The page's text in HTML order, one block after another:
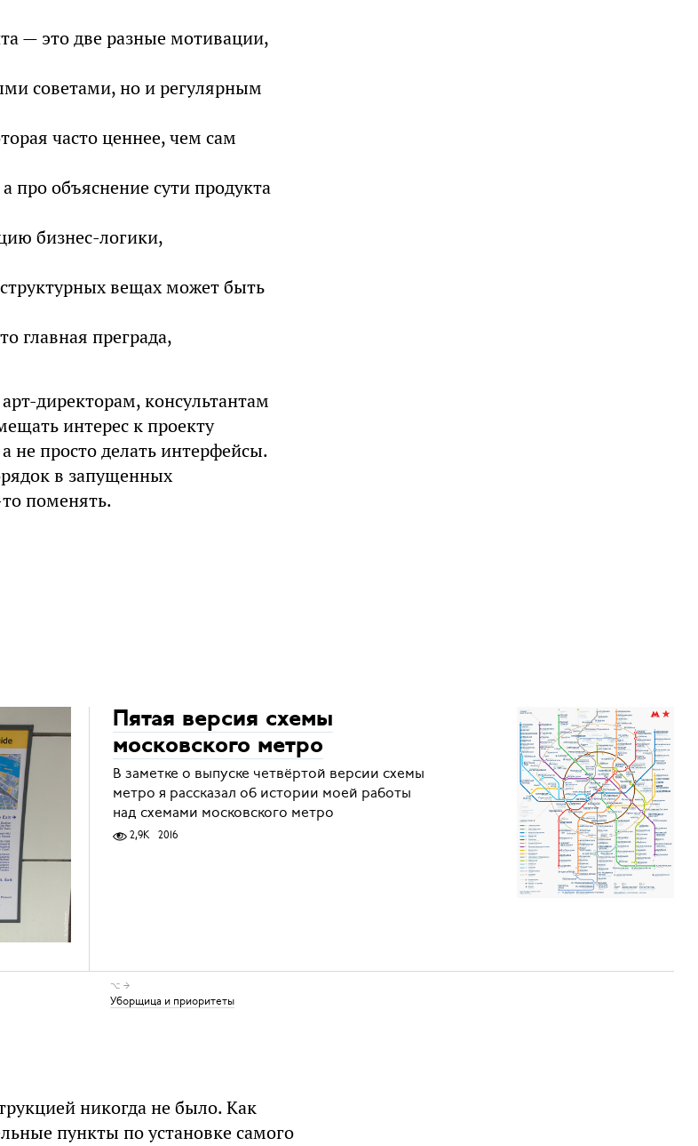
— это две разные мотивации,
советами, но и регулярным
часто ценнее, чем сам
про объяснение сути продукта
бизнес-логики,
вещах может быть
главная преграда,
директорам, консультантам
интерес к проекту
не просто делать интерфейсы.
в запущенных
поменять.
Пятая версия схемы
московского метро
В заметке о выпуске четвёртой версии схемы
метро я рассказал об истории моей работы
над схемами московского метро
2,9K 2016
⌥ →
Уборщица и приоритеты
никогда не было. Как
пункты по установке самого